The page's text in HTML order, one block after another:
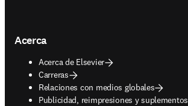
Acerca
Acerca de Elsevier
Carreras
Relaciones con medios globales
Publicidad, reimpresiones y suplementos
opens in new tab/window